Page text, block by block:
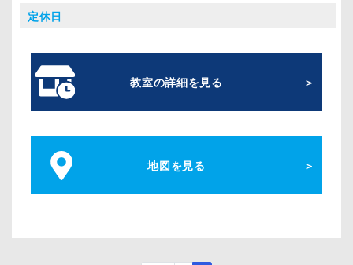
定休日
教室の詳細を見る
地図を見る